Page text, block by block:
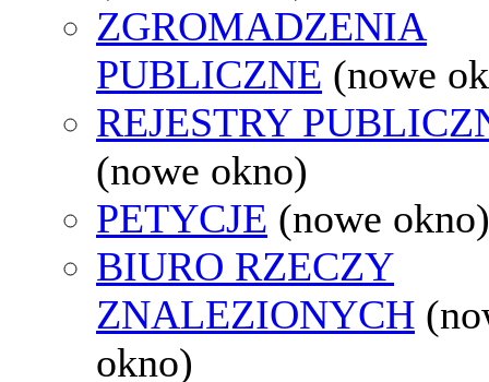
ZGROMADZENIA
PUBLICZNE (nowe
REJESTRY
(nowe okno)
PETYCJE (nowe okno)
BIURO RZECZY
ZNALEZIONYCH
okno)